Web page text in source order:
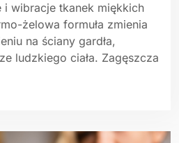
i wibracje tkanek miękkich
żelowa formuła zmienia
na ściany gardła,
ludzkiego ciała. Zagęszcza